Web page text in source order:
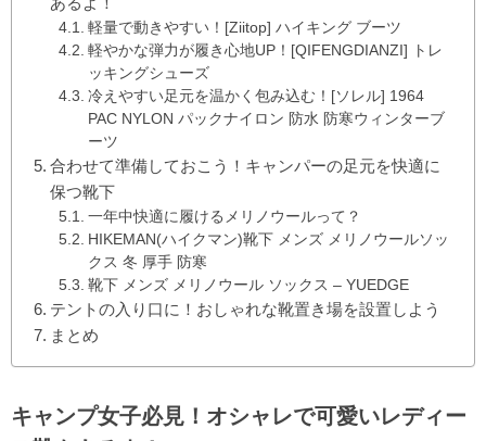
軽量で動きやすい！[Ziitop] ハイキング ブーツ
軽やかな弾力が履き心地UP！[QIFENGDIANZI] トレ
ッキングシューズ
冷えやすい足元を温かく包み込む！[ソレル] 1964
PAC NYLON パックナイロン 防水 防寒ウィンターブ
ーツ
合わせて準備しておこう！キャンパーの足元を快適に
保つ靴下
一年中快適に履けるメリノウールって？
HIKEMAN(ハイクマン)靴下 メンズ メリノウールソッ
クス 冬 厚手 防寒
靴下 メンズ メリノウール ソックス – YUEDGE
テントの入り口に！おしゃれな靴置き場を設置しよう
まとめ
キャンプ女子必見！オシャレで可愛いレディー